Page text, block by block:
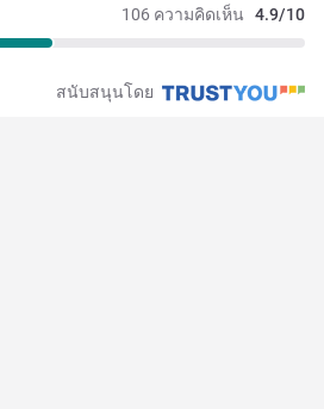
106 ความคิดเห็น 4.9/10
สนับสนุนโดย